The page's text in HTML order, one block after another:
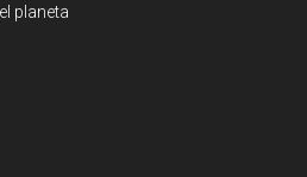
planeta